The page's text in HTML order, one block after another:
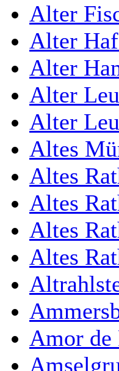
Alter
Alter
Alter
Alter
Alter
Altes
Altes
Altes
Altes
Altes
Amor de